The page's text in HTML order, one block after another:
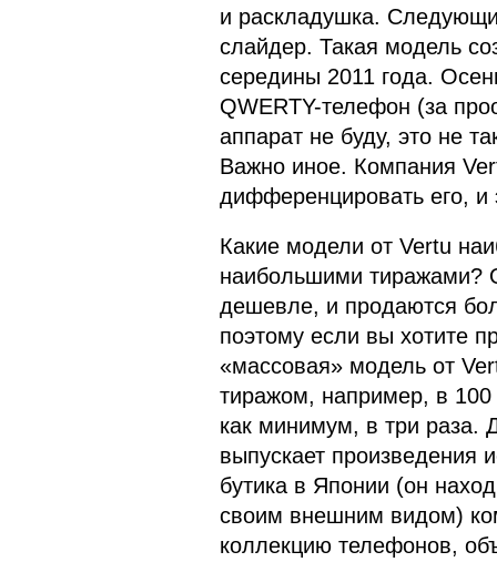
и раскладушка.
слайдер. Такая модель
середины 2011 года.
QWERTY-телефон (за
аппарат не буду, это не
Важно иное. Компания
дифференцировать его, и
Какие модели от Vertu
наибольшими тиражами?
дешевле, и продаются
поэтому если вы хотите
«массовая» модель от
тиражом, например, в 100
как минимум, в три раза.
выпускает произведения
бутика в Японии (он
своим внешним видом)
коллекцию телефонов,